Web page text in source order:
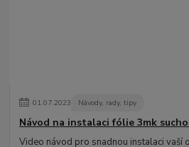
01.07.2023 Návody, rady, tipy
Návod na instalaci fólie 3mk
Video návod pro snadnou instalaci vaší